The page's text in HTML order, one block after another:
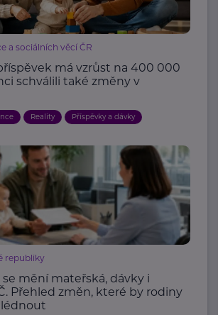
a sociálních věcí ČR
má vzrůst na 400 000
schválili také změny v
Reality Příspěvky a dávky
republiky
mění mateřská, dávky i
Přehled změn, které by rodiny